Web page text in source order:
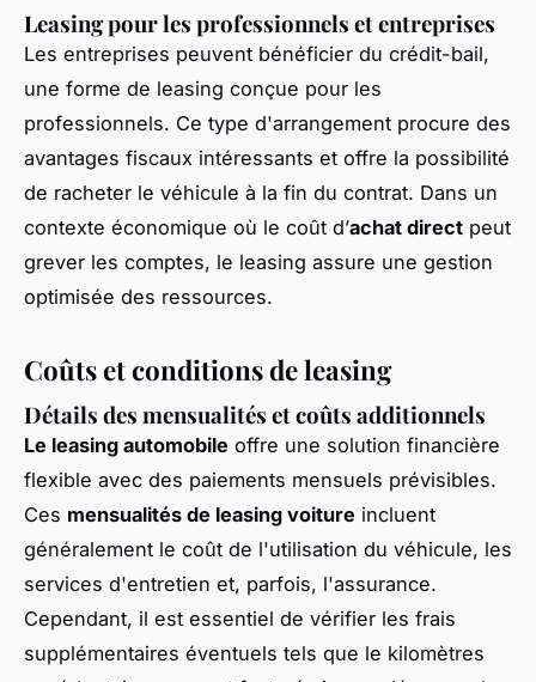
Leasing pour les professionnels et entreprises
Les entreprises peuvent bénéficier du crédit-bail,
une forme de leasing conçue pour les
professionnels. Ce type d'arrangement procure des
avantages fiscaux intéressants et offre la possibilité
de racheter le véhicule à la fin du contrat. Dans un
contexte économique où le coût d’achat direct peut
grever les comptes, le leasing assure une gestion
optimisée des ressources.
Coûts et conditions de leasing
Détails des mensualités et coûts additionnels
Le leasing automobile offre une solution financière
flexible avec des paiements mensuels prévisibles.
Ces mensualités de leasing voiture incluent
généralement le coût de l'utilisation du véhicule, les
services d'entretien et, parfois, l'assurance.
Cependant, il est essentiel de vérifier les frais
supplémentaires éventuels tels que le kilomètres